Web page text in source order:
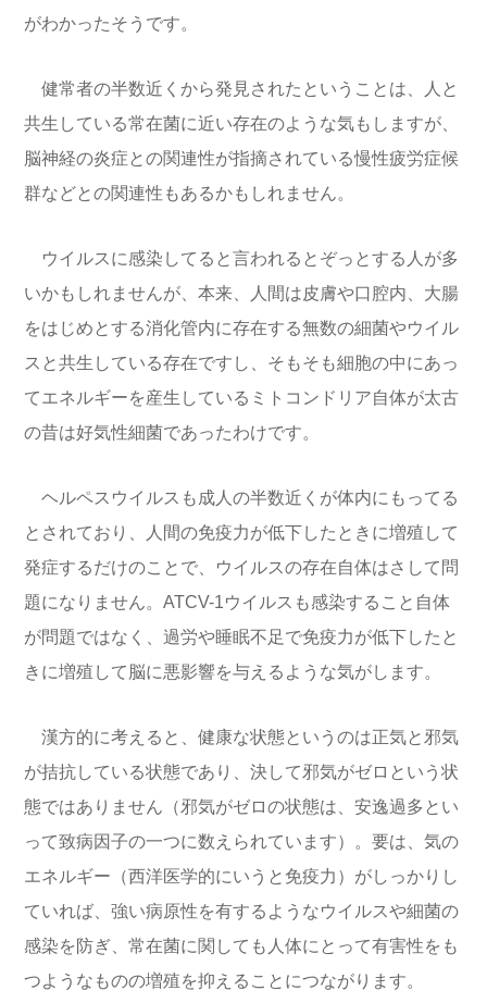
がわかったそうです。
健常者の半数近くから発見されたということは、人と
共生している常在菌に近い存在のような気もしますが、
脳神経の炎症との関連性が指摘されている慢性疲労症候
群などとの関連性もあるかもしれません。
ウイルスに感染してると言われるとぞっとする人が多
いかもしれませんが、本来、人間は皮膚や口腔内、大腸
をはじめとする消化管内に存在する無数の細菌やウイル
スと共生している存在ですし、そもそも細胞の中にあっ
てエネルギーを産生しているミトコンドリア自体が太古
の昔は好気性細菌であったわけです。
ヘルペスウイルスも成人の半数近くが体内にもってる
とされており、人間の免疫力が低下したときに増殖して
発症するだけのことで、ウイルスの存在自体はさして問
題になりません。ATCV-1ウイルスも感染すること自体
が問題ではなく、過労や睡眠不足で免疫力が低下したと
きに増殖して脳に悪影響を与えるような気がします。
漢方的に考えると、健康な状態というのは正気と邪気
が拮抗している状態であり、決して邪気がゼロという状
態ではありません（邪気がゼロの状態は、安逸過多とい
って致病因子の一つに数えられています）。要は、気の
エネルギー（西洋医学的にいうと免疫力）がしっかりし
ていれば、強い病原性を有するようなウイルスや細菌の
感染を防ぎ、常在菌に関しても人体にとって有害性をも
つようなものの増殖を抑えることにつながります。